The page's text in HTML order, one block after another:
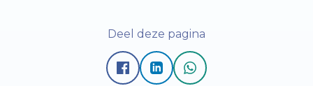
Deel deze pagina